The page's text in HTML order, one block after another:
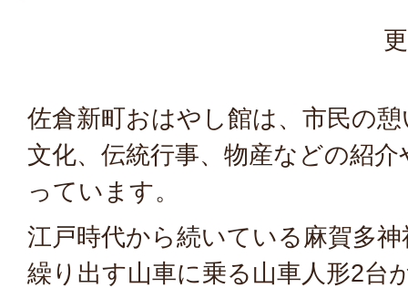
佐倉新町おはやし館は、市民の
文化、伝統行事、物産などの紹
っています。
江戸時代から続いている麻賀多
繰り出す山車に乗る山車人形2台